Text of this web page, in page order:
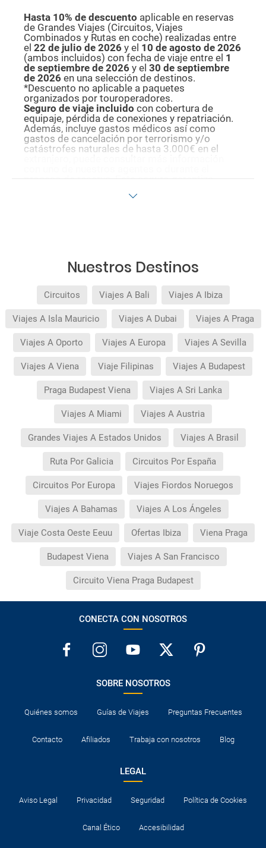
Hasta 10% de descuento aplicable en reservas
de Grandes Viajes (Circuitos, Viajes
Combinados y Rutas en coche) realizadas entre
el 22 de julio de 2026 y el 10 de agosto de 2026
(ambos incluidos) con fecha de viaje entre el 1
de septiembre de 2026 y el 30 de septiembre
de 2026 en una selección de destinos.
*Descuento no aplicable a paquetes
organizados por touroperadores.
Seguro de viaje incluido con cobertura de
equipaje, pérdida de conexiones y repatriación.
Además, incluye gastos médicos así como
gastos de cancelación por terrorismo y/o
catástrofes naturales de hasta 3.000€ en el
si quiere reforzar esta asistencia tiene que
Quedan excluidos los productos de terceros de
esta promoción.Nuestros Destinos
Circuitos Viajes A Bali Viajes A Ibiza
Viajes A Isla Mauricio Viajes A Dubai Viajes A Praga
Viajes A Oporto Viajes A Europa Viajes A Sevilla
Viajes A Viena Viaje Filipinas Viajes A Budapest
Praga Budapest Viena Viajes A Sri Lanka
Viajes A Miami Viajes A Austria
Grandes Viajes A Estados Unidos Viajes A Brasil
Ruta Por Galicia Circuitos Por España
Circuitos Por Europa Viajes Fiordos Noruegos
Viajes A Bahamas Viajes A Los Ángeles
Viaje Costa Oeste Eeuu Ofertas Ibiza Viena Praga
Budapest Viena Viajes A San Francisco
Circuito Viena Praga Budapest
CONECTA CON NOSOTROS
SOBRE NOSOTROS
Quiénes somos Guías de Viajes Preguntas Frecuentes
Contacto Afiliados Trabaja con nosotros Blog
LEGAL
Aviso Legal Privacidad Seguridad Política de Cookies
Canal Ético Accesibilidad